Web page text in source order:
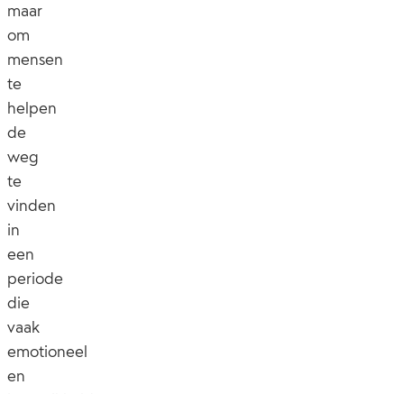
maar
om
mensen
te
helpen
de
weg
te
vinden
in
een
periode
die
vaak
emotioneel
en